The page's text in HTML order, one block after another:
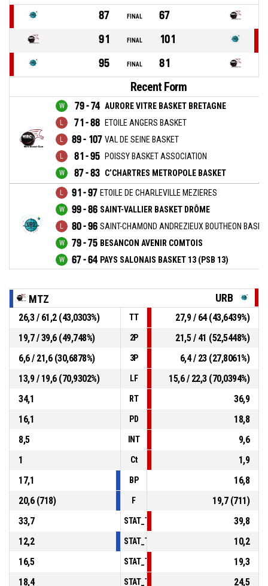
87 FINAL
67
91
FINAL
101
95
FINAL 81
Recent Form
79 - 74 AURORE VITRE BASKET BRETAGNE
71 - 88 ETOILE ANGERS BASKET
89 - 107 VAL DE SEINE BASKET
81 - 95 POISSY BASKET ASSOCIATION
87 - 83 C’CHARTRES METROPOLE BASKET
91 - 97 ETOILE DE CHARLEVILLE MEZIERES
99 - 86 SAINT-VALLIER BASKET DRÔME
80 - 96 SAINT-CHAMOND ANDREZIEUX BOUTHEON
79 - 75 BESANCON AVENIR COMTOIS
67 - 64 PAYS SALONAIS BASKET 13 (PSB 13)
MTZ URB
26,3 / 61,2 (43,0303%) TT
27,9 / 64 (43,6439%)
19,7 / 39,6 (49,748%)
2P
21,5 / 41 (52,5448%)
6,6 / 21,6 (30,6878%)
3P
6,4 / 23 (27,8061%)
13,9 / 19,6 (70,9302%)
LF
15,6 / 22,3 (70,0394%)
34,1
RT
36,9
16,1
PD
18,8
8,5
INT
9,6
1
Ct
1,9
17,1
BP
16,8
20,6 (718)
F
19,7 (711)
33,7
39,8
12,2
10,2
16,5
19,3
18,4
24,5